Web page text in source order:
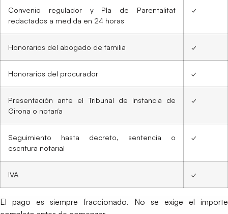
Convenio regulador y Pla de Parentalitat
redactados a medida en 24 horas
✓
Honorarios del abogado de familia ✓
Honorarios del procurador ✓
Presentación ante el Tribunal de Instancia de
Girona o notaría
✓
Seguimiento hasta decreto, sentencia o
escritura notarial
✓
IVA ✓
El pago es siempre fraccionado. No se exige el importe